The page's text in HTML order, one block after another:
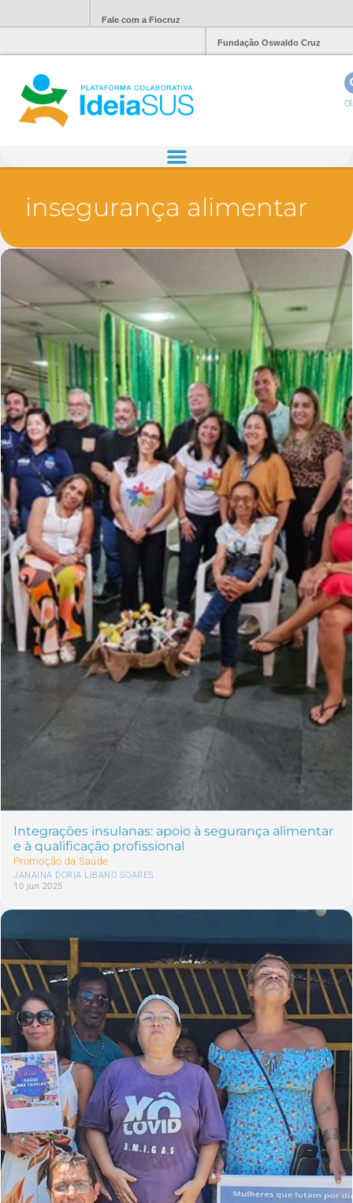
Fale com a Fiocruz
Fundação Oswaldo Cruz
insegurança alimentar
Integrações insulanas: apoio à segurança alimentar
e à qualificação profissional
Promoção da Saúde
JANAINA DORIA LIBANO SOARES
10 jun 2025